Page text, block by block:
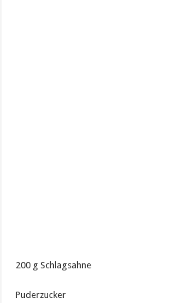
200 g Schlagsahne
Puderzucker